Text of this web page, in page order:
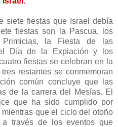
siete fiestas que Israel debía
fiestas son la Pascua, los
la Fiesta de las
Día de la Expiación y los
fiestas se celebran en la
restantes se conmemoran
común concluye que las
de la carrera del Mesías. El
que ha sido cumplido por
que el ciclo del otoño
través de los eventos que